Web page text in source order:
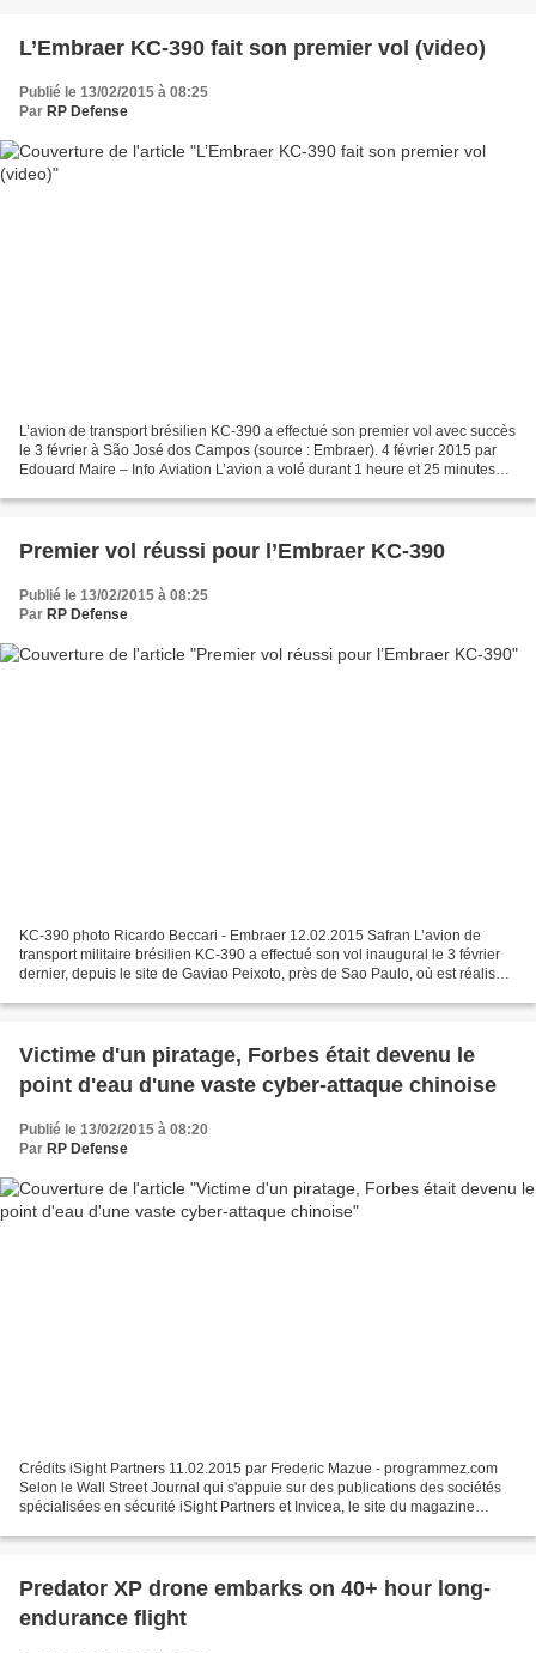
L’Embraer KC-390 fait son premier vol (video)
Publié le 13/02/2015 à 08:25
Par RP Defense
L’avion de transport brésilien KC-390 a effectué son premier vol avec succès
le 3 février à São José dos Campos (source : Embraer). 4 février 2015 par
Edouard Maire – Info Aviation L’avion a volé durant 1 heure et 25 minutes
Premier vol réussi pour l’Embraer KC-390
Publié le 13/02/2015 à 08:25
Par RP Defense
KC-390 photo Ricardo Beccari - Embraer 12.02.2015 Safran L’avion de
transport militaire brésilien KC-390 a effectué son vol inaugural le 3 février
dernier, depuis le site de Gaviao Peixoto, près de Sao Paulo, où est réalisé
Victime d'un piratage, Forbes était devenu le
point d'eau d'une vaste cyber-attaque chinoise
Publié le 13/02/2015 à 08:20
Par RP Defense
Crédits iSight Partners 11.02.2015 par Frederic Mazue - programmez.com
Selon le Wall Street Journal qui s'appuie sur des publications des sociétés
spécialisées en sécurité iSight Partners et Invicea, le site du magazine
Predator XP drone embarks on 40+ hour long-
endurance flight